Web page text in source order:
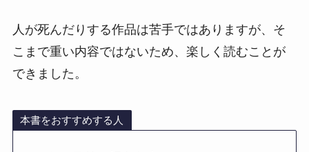
人が死んだりする作品は苦手ではありますが、そ
こまで重い内容ではないため、楽しく読むことが
できました。
本書をおすすめする人